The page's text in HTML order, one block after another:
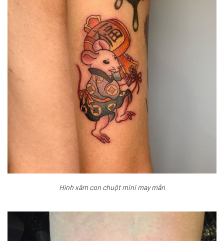
Hình xăm con chuột mini may mắn